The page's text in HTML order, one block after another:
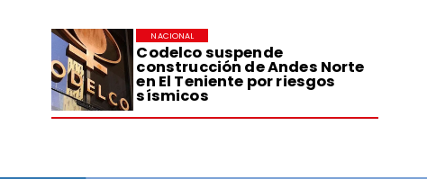
Codelco suspende
construcción de Andes Norte
en El Teniente por riesgos
sísmicos
NACIONAL